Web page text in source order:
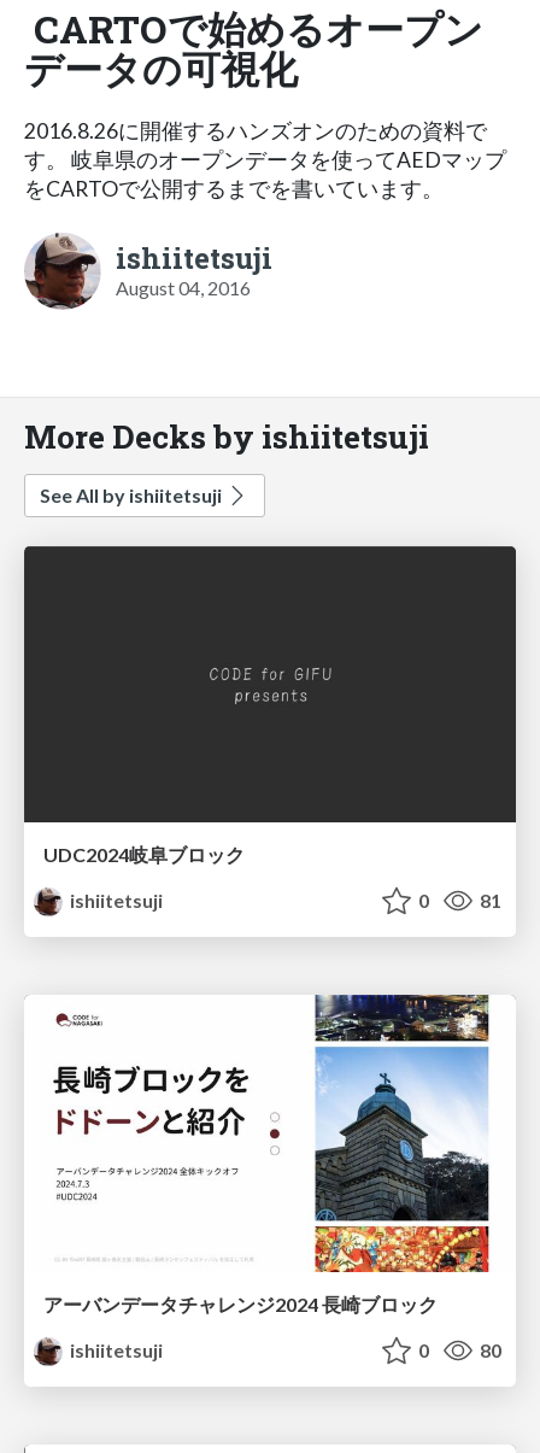
CARTOで始めるオープン
データの可視化
2016.8.26に開催するハンズオンのための資料で
す。 岐阜県のオープンデータを使ってAEDマップ
をCARTOで公開するまでを書いています。
ishiitetsuji
August 04, 2016
More Decks by ishiitetsuji
See All by ishiitetsuji
UDC2024岐阜ブロック
ishiitetsuji
0 81
アーバンデータチャレンジ2024 長崎ブロック
ishiitetsuji
0 80